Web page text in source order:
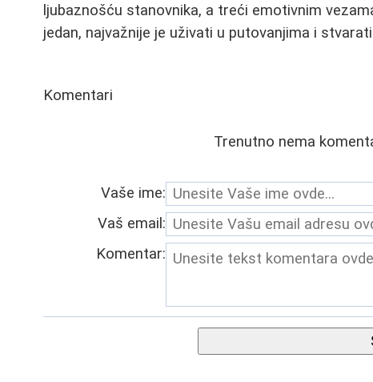
ljubaznošću stanovnika, a treći emotivnim
jedan, najvažnije je uživati u putovanjima i
Komentari
Trenutno nema
Vaše ime:
Vaš email:
Komentar: